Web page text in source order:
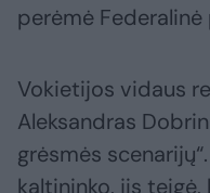
perėmė
Vokietijos vidaus
Aleksandras
grėsmės
kaltininko, jis